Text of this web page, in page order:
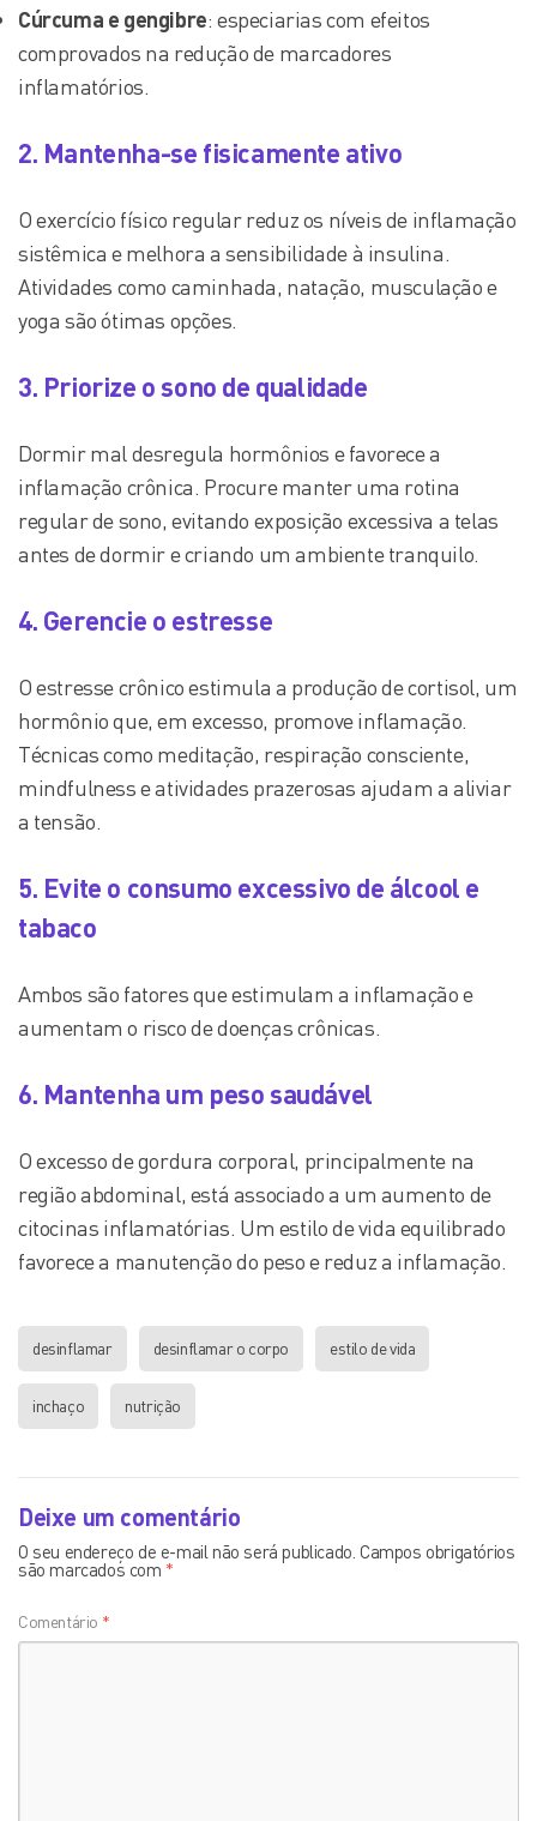
Cúrcuma e gengibre: especiarias com efeitos
comprovados na redução de marcadores
inflamatórios.
2. Mantenha-se fisicamente ativo
O exercício físico regular reduz os níveis de inflamação
sistêmica e melhora a sensibilidade à insulina.
Atividades como caminhada, natação, musculação e
yoga são ótimas opções.
3. Priorize o sono de qualidade
Dormir mal desregula hormônios e favorece a
inflamação crônica. Procure manter uma rotina
regular de sono, evitando exposição excessiva a telas
antes de dormir e criando um ambiente tranquilo.
4. Gerencie o estresse
O estresse crônico estimula a produção de cortisol, um
hormônio que, em excesso, promove inflamação.
Técnicas como meditação, respiração consciente,
mindfulness e atividades prazerosas ajudam a aliviar
a tensão.
5. Evite o consumo excessivo de álcool e
tabaco
Ambos são fatores que estimulam a inflamação e
aumentam o risco de doenças crônicas.
6. Mantenha um peso saudável
O excesso de gordura corporal, principalmente na
região abdominal, está associado a um aumento de
citocinas inflamatórias. Um estilo de vida equilibrado
favorece a manutenção do peso e reduz a inflamação.
desinflamar desinflamar o corpo estilo de vida
inchaço nutrição
Deixe um comentário
O seu endereço de e-mail não será publicado. Campos obrigatórios
são marcados com *
Comentário *